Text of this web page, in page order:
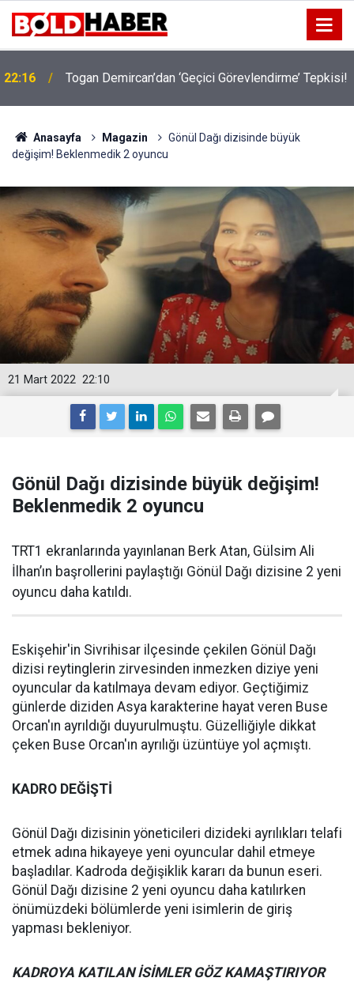
19:32 Sıcak Havalarda Ödem Şikayetini Hafife Almayın!
Anasayfa Magazin
Gönül Dağı dizisinde büyük
değişim! Beklenmedik 2 oyuncu
22:10
21 Mart 2022
Gönül Dağı dizisinde büyük değişim!
Beklenmedik 2 oyuncu
TRT1 ekranlarında yayınlanan Berk Atan, Gülsim Ali
İlhan’ın başrollerini paylaştığı Gönül Dağı dizisine 2 yeni
oyuncu daha katıldı.
Eskişehir'in Sivrihisar ilçesinde çekilen Gönül Dağı
dizisi reytinglerin zirvesinden inmezken diziye yeni
oyuncular da katılmaya devam ediyor. Geçtiğimiz
günlerde diziden Asya karakterine hayat veren Buse
Orcan'ın ayrıldığı duyurulmuştu. Güzelliğiyle dikkat
çeken Buse Orcan'ın ayrılığı üzüntüye yol açmıştı.
KADRO DEĞİŞTİ
Gönül Dağı dizisinin yöneticileri dizideki ayrılıkları telafi
etmek adına hikayeye yeni oyuncular dahil etmeye
başladılar. Kadroda değişiklik kararı da bunun eseri.
Gönül Dağı dizisine 2 yeni oyuncu daha katılırken
önümüzdeki bölümlerde yeni isimlerin de giriş
yapması bekleniyor.
KADROYA KATILAN İSİMLER GÖZ KAMAŞTIRIYOR